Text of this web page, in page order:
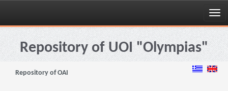
Skip
navigationRepository of UOI "Olympias"
Repository of OAI